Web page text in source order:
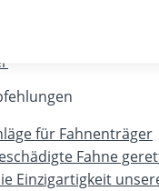
für Fahnenträger
Fahne
Einzigartigkeit